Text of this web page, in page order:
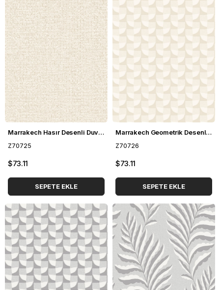
Marrakech Hasır Desenli Duvar Kağıdı Z70725
Z70725
$73.11
SEPETE EKLE
Marrakech Geometrik Desenli Duvar Kağıdı Z70726
Z70726
$73.11
SEPETE EKLE